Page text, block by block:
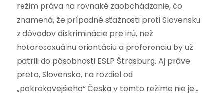
režim práva na rovnaké zaobchádzanie, čo
znamená, že prípadné sťažnosti proti Slovensku
z dôvodov diskriminácie pre inú, než
heterosexuálnu orientáciu a preferenciu by už
patrili do pôsobnosti ESĽP Štrasburg. Aj práve
preto, Slovensko, na rozdiel od
„pokrokovejšieho“ Česka v tomto režime nie je…